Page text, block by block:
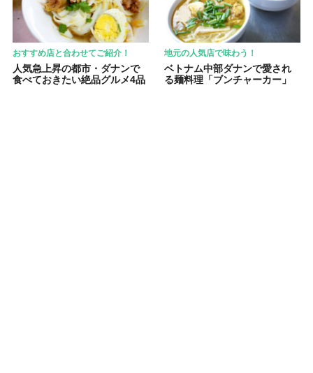
おすすめ店と合わせてご紹介！
人気急上昇の都市・ダナンで
食べておきたい絶品グルメ4品
地元の人気店で味わう！
ベトナム中部ダナンで愛され
る麺料理「ブンチャーカー」